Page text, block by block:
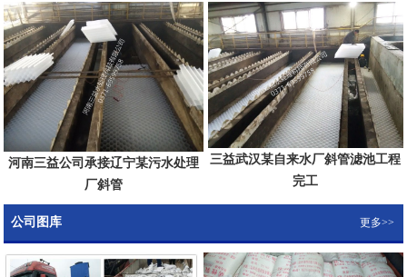
河南三益公司承接辽宁某污水处理
厂斜管
三益武汉某自来水厂斜管滤池工程
完工
公司图库 更多>>